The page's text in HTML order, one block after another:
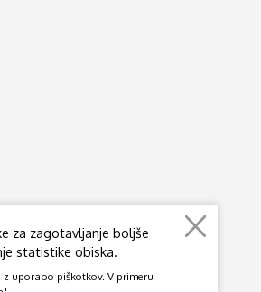
za zagotavljanje boljše
statistike obiska.
uporabo piškotkov. V primeru